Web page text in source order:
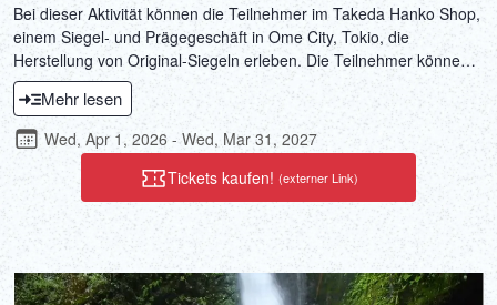
Bei dieser Aktivität können die Teilnehmer im Takeda Hanko Shop,
einem Siegel- und Prägegeschäft in Ome City, Tokio, die
Herstellung von Original-Siegeln erleben. Die Teilnehmer können
die Kunst der Siegelherstellung erleben, die seit der Eröffnung des
Geschäfts vor 95 Jahren in der Gegend von Nishi-Tokio beliebt ist.
Siegel sind nicht nur Werkzeuge zur Bestätigung der
Entscheidungen von Einzelpersonen, sie sind auch eine
Möglichkeit, Gefühle an andere zu kommunizieren, die uns wichtig
sind. Das Siegel, das Sie herstellen, während Sie so in die Arbeit
vertieft sind, dass Sie den Lauf der Zeit vergessen, wird ein
einzigartiges Kunstwerk sein. Genießen Sie eine entspannte Zeit
beim Gravieren eines Siegels, in das Ihre eigenen Gefühle und
Wünsche eingebettet sind.
Mehr lesen
Wed, Apr 1, 2026 - Wed, Mar 31, 2027
Tickets kaufen! (externer Link)